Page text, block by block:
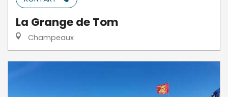
La Grange de Tom
Champeaux